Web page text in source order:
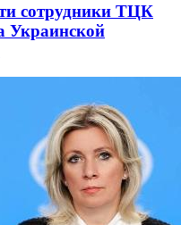
сотрудники ТЦК
Украинской